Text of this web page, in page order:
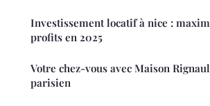
Investissement locatif à nice :
profits en 2025
Votre chez-vous avec Maison
parisien